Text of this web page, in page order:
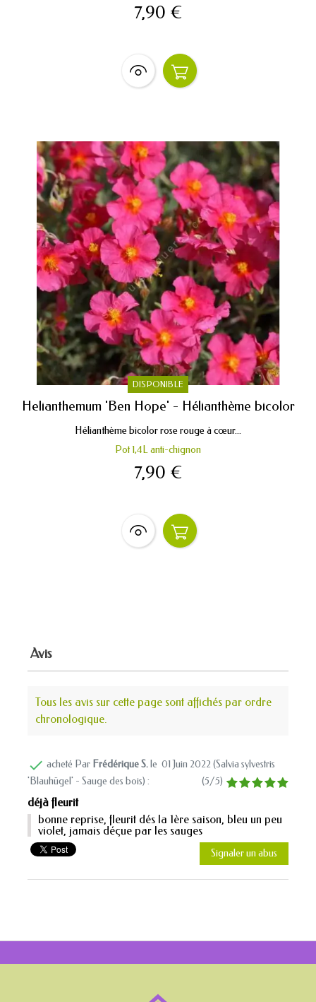
7,90 €
DISPONIBLE
Helianthemum 'Ben Hope' - Hélianthème bicolor
Hélianthème bicolor rose rouge à cœur...
Pot 1,4L anti-chignon
7,90 €
Avis
Tous les avis sur cette page sont affichés par ordre
chronologique.
 acheté Par Frédérique S. le 01 Juin 2022 (Salvia sylvestris
'Blauhügel' - Sauge des bois) : (5/5)
déjà fleurit
bonne reprise, fleurit dés la 1ère saison, bleu un peu
violet, jamais déçue par les sauges
Signaler un abus